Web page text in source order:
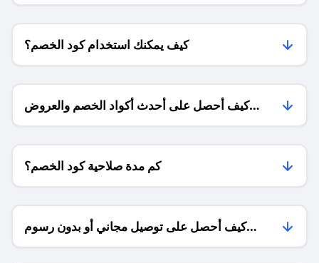
كيف يمكنك استخدام كود الخصم؟
كيف أحصل على أحدث أكواد الخصم والعروض
للمتاجر؟
كم مدة صلاحية كود الخصم؟
كيف أحصل على توصيل مجاني أو بدون رسوم
الشحن ؟